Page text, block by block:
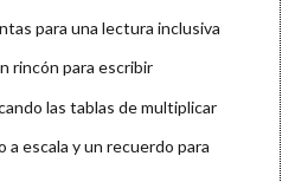
para una lectura inclusiva
rincón para escribir
las tablas de multiplicar
a escala y un recuerdo para